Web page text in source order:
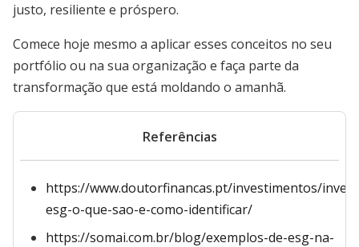
justo, resiliente e próspero.
Comece hoje mesmo a aplicar esses conceitos no seu
portfólio ou na sua organização e faça parte da
transformação que está moldando o amanhã.
Referências
https://www.doutorfinancas.pt/investimentos/
esg-o-que-sao-e-como-identificar/
https://somai.com.br/blog/exemplos-de-esg-na-